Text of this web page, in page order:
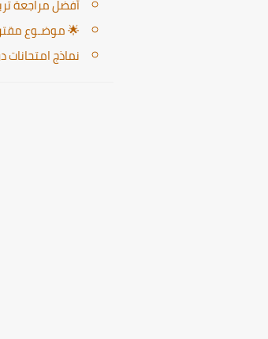
أفضل مراجعة
🌟 موضـوع
نماذج امتحانات